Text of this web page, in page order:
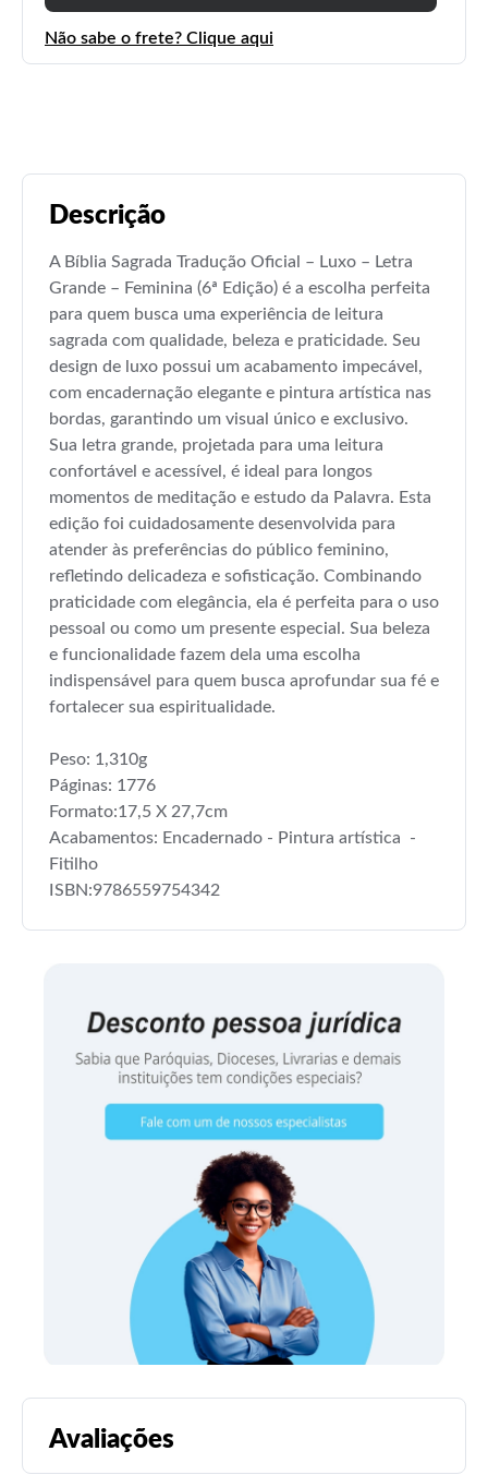
Não sabe o frete? Clique aqui
Descrição
A Bíblia Sagrada Tradução Oficial – Luxo – Letra
Grande – Feminina (6ª Edição) é a escolha perfeita
para quem busca uma experiência de leitura
sagrada com qualidade, beleza e praticidade. Seu
design de luxo possui um acabamento impecável,
com encadernação elegante e pintura artística nas
bordas, garantindo um visual único e exclusivo.
Sua letra grande, projetada para uma leitura
confortável e acessível, é ideal para longos
momentos de meditação e estudo da Palavra. Esta
edição foi cuidadosamente desenvolvida para
atender às preferências do público feminino,
refletindo delicadeza e sofisticação. Combinando
praticidade com elegância, ela é perfeita para o uso
pessoal ou como um presente especial. Sua beleza
e funcionalidade fazem dela uma escolha
indispensável para quem busca aprofundar sua fé e
fortalecer sua espiritualidade.
Peso: 1,310g
Páginas: 1776
Formato:17,5 X 27,7cm
Acabamentos: Encadernado - Pintura artística -
Fitilho
ISBN:9786559754342
Avaliações